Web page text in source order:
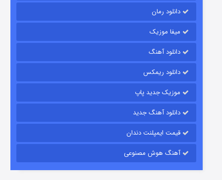
قسمت
دانلود رمان
میفا موزیک
دانلود آهنگ
دانلود ریمکس
موزیک جدید پاپ
دانلود آهنگ جدید
قیمت ایمپلنت دندان
آهنگ هوش مصنوعی